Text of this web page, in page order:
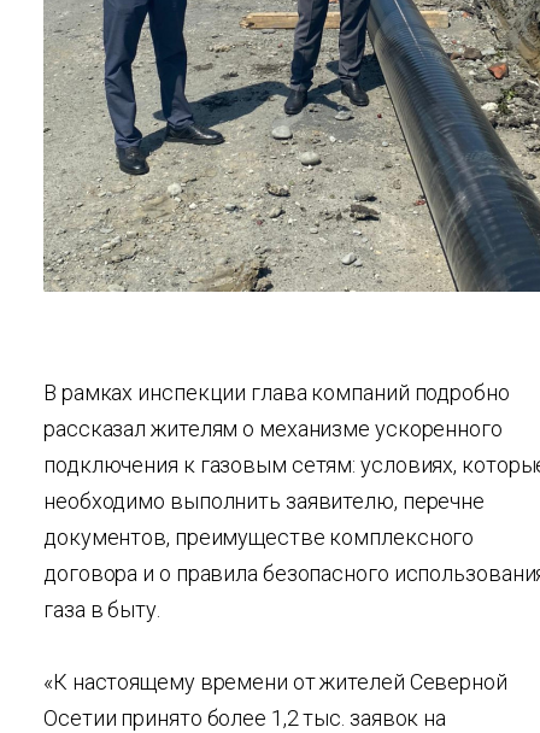
В рамках инспекции глава компаний подробно
рассказал жителям о механизме ускоренного
подключения к газовым сетям: условиях,
необходимо выполнить заявителю, перечне
документов, преимуществе комплексного
договора и о правила безопасного
газа в быту.
«К настоящему времени от жителей Северной
Осетии принято более 1,2 тыс. заявок на